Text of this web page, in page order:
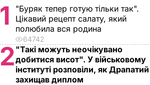
1
"Буряк тепер готую тільки так".
Цікавий рецепт салату, який
полюбила вся родина
64742
2 "Такі можуть неочікувано
добитися висот". У військовому
інституті розповіли, як Драпатий
захищав диплом